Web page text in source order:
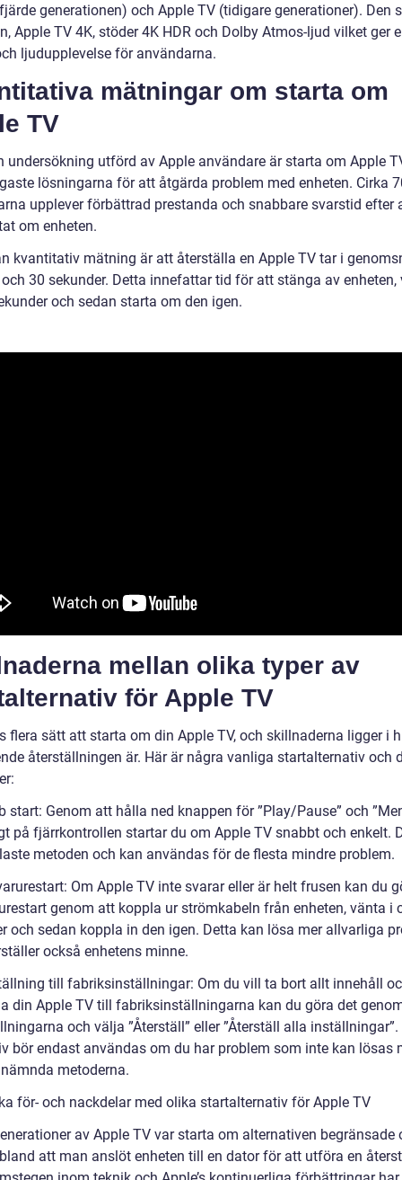
generationen) och Apple TV (tidigare generationer). Den
Apple TV 4K, stöder 4K HDR och Dolby Atmos-ljud vilket ger
ljudupplevelse för användarna.
mätningar om starta om
TV
undersökning utförd av Apple användare är starta om Apple
lösningarna för att åtgärda problem med enheten. Cirka
upplever förbättrad prestanda och snabbare svarstid efter
om enheten.
kvantitativ mätning är att återställa en Apple TV tar i
30 sekunder. Detta innefattar tid för att stänga av enheten,
och sedan starta om den igen.
mellan olika typer av
för Apple TV
flera sätt att starta om din Apple TV, och skillnaderna ligger i
återställningen är. Här är några vanliga startalternativ och
start: Genom att hålla ned knappen för ”Play/Pause” och
på fjärrkontrollen startar du om Apple TV snabbt och enkelt.
metoden och kan användas för de flesta mindre problem.
Om Apple TV inte svarar eller är helt frusen kan du
genom att koppla ur strömkabeln från enheten, vänta i
och sedan koppla in den igen. Detta kan lösa mer allvarliga
också enhetens minne.
till fabriksinställningar: Om du vill ta bort allt innehåll
din Apple TV till fabriksinställningarna kan du göra det
och välja ”Återställ” eller ”Återställ alla inställningar”.
bör endast användas om du har problem som inte kan lösas
metoderna.
för- och nackdelar med olika startalternativ för Apple TV
av Apple TV var starta om alternativen begränsade
att man anslöt enheten till en dator för att utföra en